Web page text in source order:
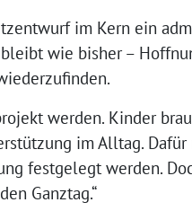
im Kern ein
wie bisher –
werden. Kinder
im Alltag.
festgelegt werden.
Ganztag.“